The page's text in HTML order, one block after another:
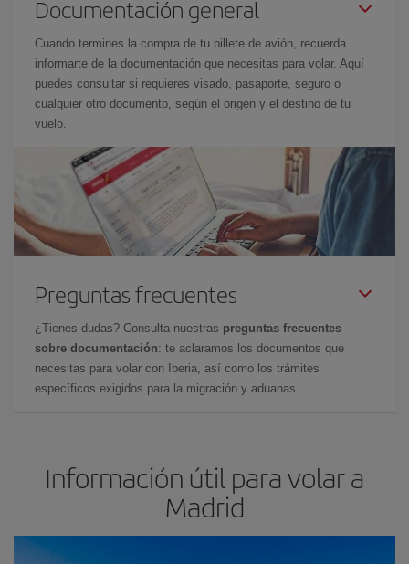
Documentación general
Cuando termines la compra de tu billete de avión, recuerda
informarte de la documentación que necesitas para volar. Aquí
puedes consultar si requieres visado, pasaporte, seguro o
cualquier otro documento, según el origen y el destino de tu
vuelo.
Preguntas frecuentes
¿Tienes dudas? Consulta nuestras preguntas frecuentes
sobre documentación: te aclaramos los documentos que
necesitas para volar con Iberia, así como los trámites
específicos exigidos para la migración y aduanas.
Información útil para volar a
Madrid